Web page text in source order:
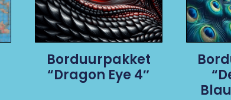
Borduurpakket
“Dragon Eye 4″